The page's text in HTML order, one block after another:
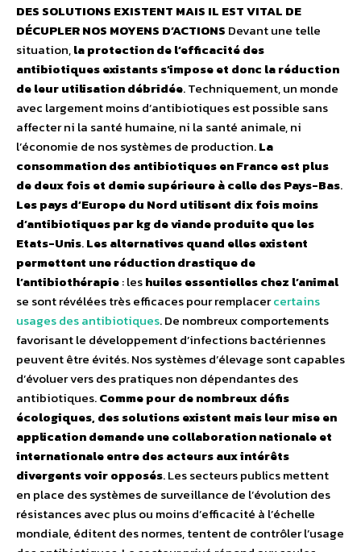
DES SOLUTIONS EXISTENT MAIS IL EST VITAL DE
DÉCUPLER NOS MOYENS D’ACTIONS Devant une telle
situation,la protection de l’efficacité des
antibiotiques existants s’impose et donc la réduction
de leur utilisation débridée. Techniquement, un monde
avec largement moins d’antibiotiques est possible sans
affecter ni la santé humaine, ni la santé animale, ni
l’économie de nos systèmes de production.La
consommation des antibiotiques en France est plus
de deux fois et demie supérieure à celle des Pays-Bas.
Les pays d’Europe du Nord utilisent dix fois moins
d’antibiotiques par kg de viande produite que les
Etats-Unis.Les alternatives quand elles existent
permettent une réduction drastique de
l’antibiothérapie: leshuiles essentielles chez l’animal
se sont révélées très efficaces pour remplacercertains
usages des antibiotiques. De nombreux comportements
favorisant le développement d’infections bactériennes
peuvent être évités. Nos systèmes d’élevage sont capables
d’évoluer vers des pratiques non dépendantes des
antibiotiques.Comme pour de nombreux défis
écologiques, des solutions existent mais leur mise en
application demande une collaboration nationale et
internationale entre des acteurs aux intérêts
divergents voir opposés. Les secteurs publics mettent
en place des systèmes de surveillance de l’évolution des
résistances avec plus ou moins d’efficacité à l’échelle
mondiale, éditent des normes, tentent de contrôler l’usage